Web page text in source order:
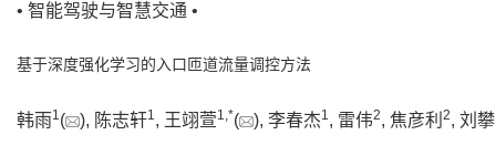
• 智能驾驶与智慧交通 •
基于深度强化学习的入口匝道流量调控方法
韩雨1( ), 陈志轩1, 王翊萱1,*( ), 李春杰1, 雷伟2, 焦彦利 2, 刘攀